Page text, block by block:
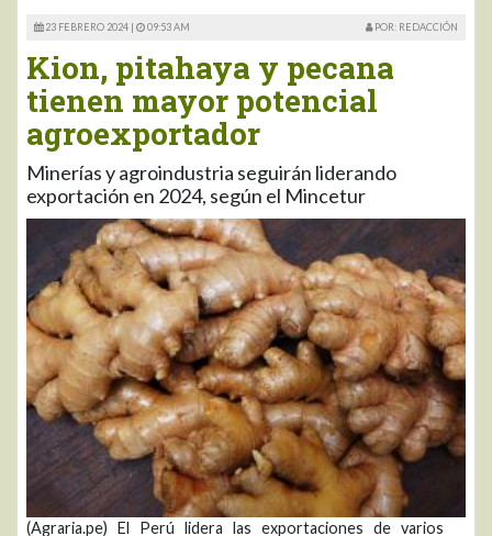
23 FEBRERO 2024 | 09:53 AM POR: REDACCIÓN
Kion, pitahaya y pecana
tienen mayor potencial
agroexportador
Minerías y agroindustria seguirán liderando
exportación en 2024, según el Mincetur
(Agraria.pe) El Perú lidera las exportaciones de varios